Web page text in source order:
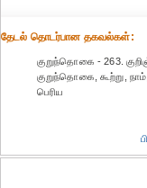
தேட‌ல் தொட‌ர்பான தகவ‌ல்க‌ள்:
குறுந்தொகை - 263.
குறுந்தொகை, கூற்று,
பெரிய